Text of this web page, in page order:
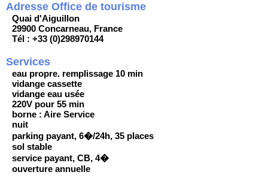
Adresse Office de tourisme
Quai d'Aiguillon
29900 Concarneau, France
Tél : +33 (0)298970144
Services
eau propre. remplissage 10 min
vidange cassette
vidange eau usée
220V pour 55 min
borne : Aire Service
nuit
parking payant, 6�/24h, 35 places
sol stable
service payant, CB, 4�
ouverture annuelle